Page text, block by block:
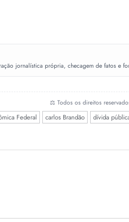
jornalística própria, checagem de fatos e
⚖️ Todos os direitos
Federal carlos Brandão dívida